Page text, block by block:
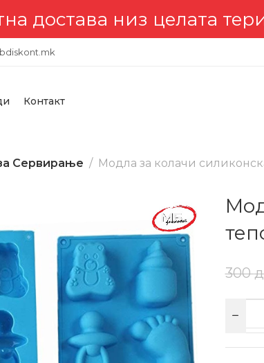
територија 🇲🇰📣
Контакт
Сервирање Модла за колачи
300